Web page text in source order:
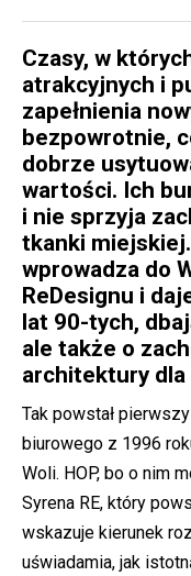
Czasy, w
atrakcyjnych i
zapełnienia
bezpowrotnie,
dobrze
wartości. Ich
i nie sprzyja
tkanki
wprowadza do
ReDesignu i
lat 90-tych,
ale także o
architektury
Tak powstał
biurowego z 1996
Woli. HOP, bo o nim
Syrena RE, który
wskazuje kierunek
uświadamia, jak